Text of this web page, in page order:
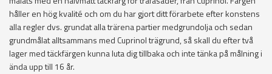
håller en hög kvalité och om du har gjort ditt förarbete efter konstens
alla regler dvs. grundat alla trärena partier medgrundolja och sedan
grundmålat alltsammans med Cuprinol trägrund, så skall du efter två
lager med täckfärgen kunna luta dig tillbaka och inte tänka på målning i
ända upp till 16 år.